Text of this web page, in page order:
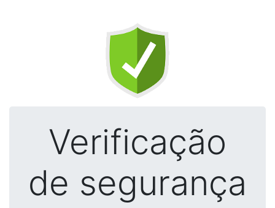
Verificação
de segurança